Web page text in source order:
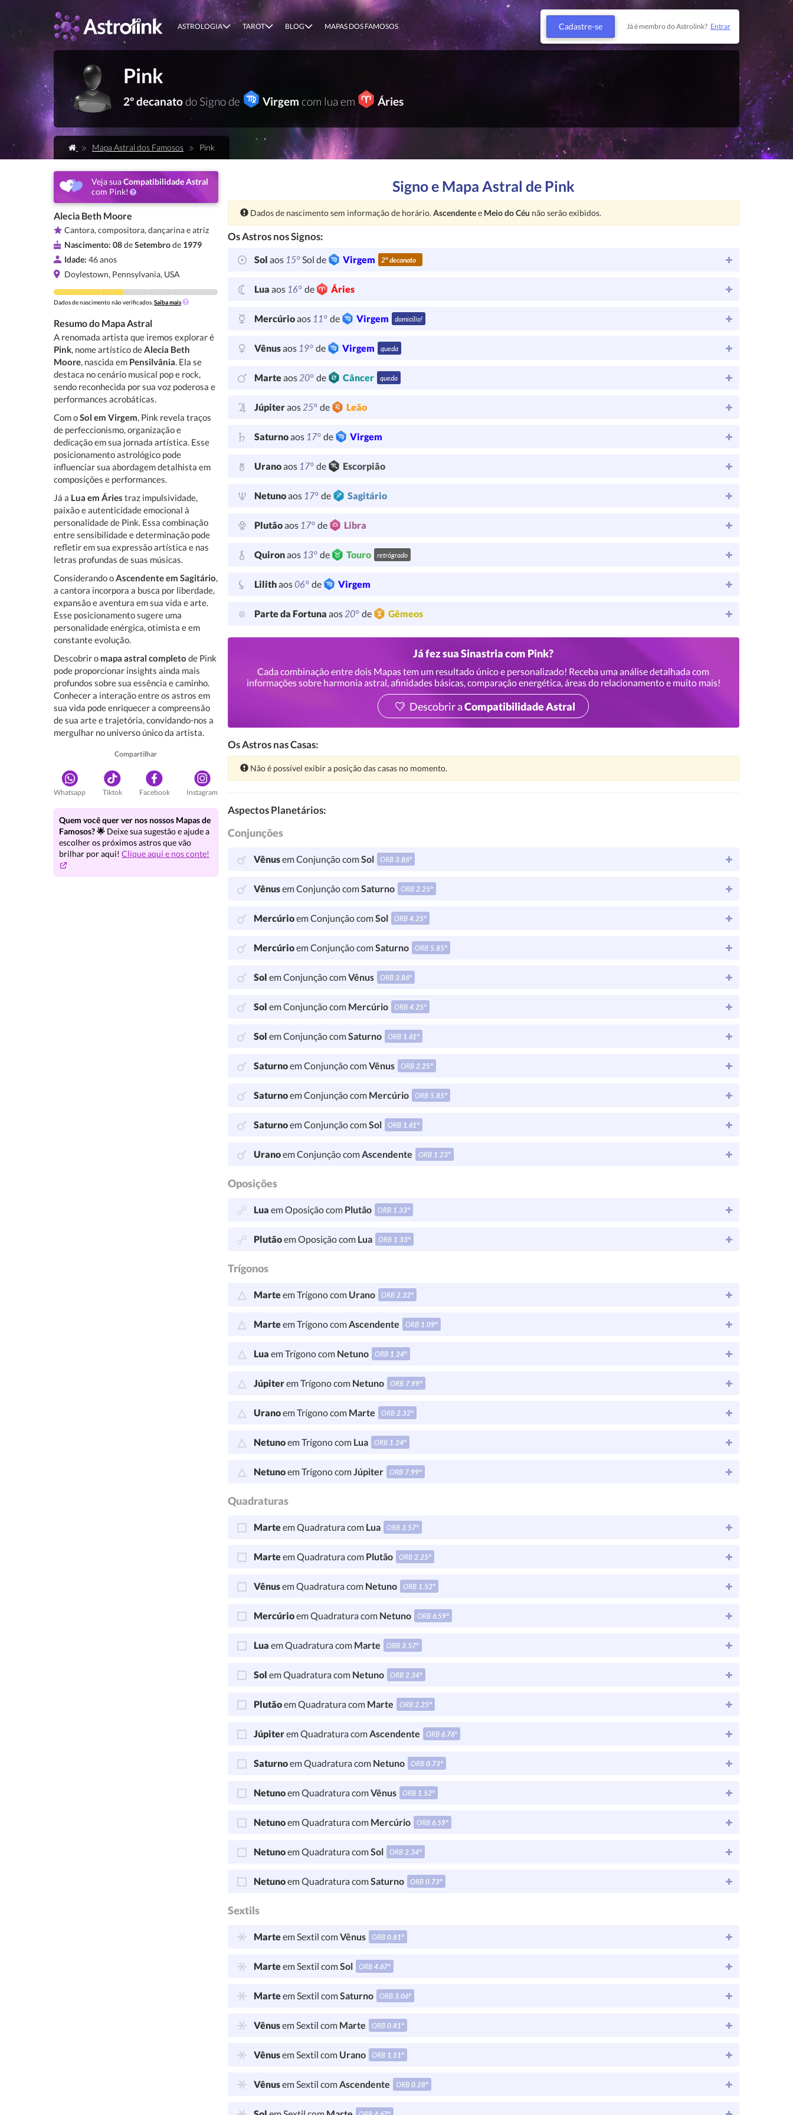
ASTROLOGIA TAROT BLOG MAPAS DOS FAMOSOS Cadastre-se Já é membro do Astrolink? Entrar
Pink
2º decanatodo Signo de Virgem com lua em Áries
Mapa Astral dos Famosos Pink
Veja suaCompatibilidade Astral
com Pink!
Alecia Beth Moore
Cantora, compositora, dançarina e atriz
Nascimento: 08deSetembrode 1979
Idade: 46 anos
Doylestown, Pennsylvania, USA
Dados de nascimento não verificados. Saiba mais
Resumo do Mapa Astral
A renomada artista que iremos explorar é
Pink, nome artístico deAlecia Beth
Moore, nascida em Pensilvânia. Ela se
destaca no cenário musical pop e rock,
sendo reconhecida por sua voz poderosa e
performances acrobáticas.
Com oSol em Virgem, Pink revela traços
de perfeccionismo, organização e
dedicação em sua jornada artística. Esse
posicionamento astrológico pode
influenciar sua abordagem detalhista em
composições e performances.
Já a Lua em Áries traz impulsividade,
paixão e autenticidade emocional à
personalidade de Pink. Essa combinação
entre sensibilidade e determinação pode
refletir em sua expressão artística e nas
letras profundas de suas músicas.
Considerando oAscendente em Sagitário,
a cantora incorpora a busca por liberdade,
expansão e aventura em sua vida e arte.
Esse posicionamento sugere uma
personalidade enérgica, otimista e em
constante evolução.
Descobrir o mapa astral completo de Pink
pode proporcionar insights ainda mais
profundos sobre sua essência e caminho.
Conhecer a interação entre os astros em
sua vida pode enriquecer a compreensão
de sua arte e trajetória, convidando-nos a
mergulhar no universo único da artista.
Compartilhar
Whatsapp Tiktok Facebook Instagram
Quem você quer ver nos nossos Mapas de
Famosos? 🌟 Deixe sua sugestão e ajude a
escolher os próximos astros que vão
brilhar por aqui! Clique aqui e nos conte!
Signo e Mapa Astral de Pink
Atenção:
Dados de nascimento sem informação de horário. Ascendentee Meio do Céu não serão exibidos.
Os Astros nos Signos:
Sol aos 15°Sol de Virgem 2º decanato
Lua aos 16° de Áries
Mercúrioaos 11° de Virgem domicílio!
Vênusaos 19° de Virgem queda
Marteaos20° de Câncer queda
Júpiteraos25° de Leão
Saturnoaos 17° de Virgem
Uranoaos 17° de Escorpião
Netunoaos 17° de Sagitário
Plutãoaos 17° de Libra
Quironaos 13° de Touro retrógrado
Lilithaos06° de Virgem
Parte da Fortuna aos20° de Gêmeos
Já fez sua Sinastria com Pink?
Cada combinação entre dois Mapas tem um resultado único e personalizado! Receba uma análise detalhada com
informações sobre harmonia astral, afinidades básicas, comparação energética, áreas do relacionamento e muito mais!
Descobrir aCompatibilidade Astral
Os Astros nas Casas:
Atenção:
Não é possível exibir a posição das casas no momento.
Aspectos Planetários:
Conjunções
Vênusem Conjunção comSol ORB3.86°
Vênusem Conjunção comSaturno ORB2.25°
Mercúrioem Conjunção comSol ORB4.25°
Mercúrioem Conjunção comSaturno ORB 5.85°
Sol em Conjunção comVênus ORB3.86°
Sol em Conjunção com Mercúrio ORB4.25°
Sol em Conjunção comSaturno ORB 1.61°
Saturnoem Conjunção comVênus ORB2.25°
Saturnoem Conjunção com Mercúrio ORB 5.85°
Saturnoem Conjunção comSol ORB 1.61°
Uranoem Conjunção comAscendente ORB 1.23°
Oposições
Lua em Oposição com Plutão ORB 1.33°
Plutãoem Oposição com Lua ORB 1.33°
Trígonos
Marteem Trígono com Urano ORB2.32°
Marteem Trígono comAscendente ORB 1.09°
Lua em Trígono com Netuno ORB 1.24°
Júpiterem Trígono com Netuno ORB 7.99°
Uranoem Trígono com Marte ORB2.32°
Netunoem Trígono com Lua ORB 1.24°
Netunoem Trígono comJúpiter ORB 7.99°
Quadraturas
Marteem Quadratura com Lua ORB3.57°
Marteem Quadratura com Plutão ORB2.25°
Vênusem Quadratura com Netuno ORB 1.52°
Mercúrioem Quadratura com Netuno ORB6.59°
Lua em Quadratura com Marte ORB3.57°
Sol em Quadratura com Netuno ORB2.34°
Plutãoem Quadratura com Marte ORB2.25°
Júpiterem Quadratura comAscendente ORB6.76°
Saturnoem Quadratura com Netuno ORB0.73°
Netunoem Quadratura comVênus ORB 1.52°
Netunoem Quadratura com Mercúrio ORB6.59°
Netunoem Quadratura comSol ORB2.34°
Netunoem Quadratura comSaturno ORB0.73°
Sextils
Marteem Sextil comVênus ORB0.81°
Marteem Sextil comSol ORB4.67°
Marteem Sextil comSaturno ORB3.06°
Vênusem Sextil com Marte ORB0.81°
Vênusem Sextil com Urano ORB 1.51°
Vênusem Sextil comAscendente ORB0.28°